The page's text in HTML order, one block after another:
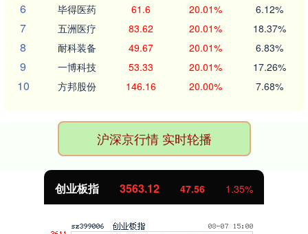
6 毕得医药 61.6 20.01% 6.12%
7 五洲医疗 83.62 20.01% 18.37%
8 耐科装备 49.67 20.01% 6.83%
9 一博科技 53.33 20.01% 17.26%
10 方邦股份 146.16 20.00% 7.68%
沪深京行情 实时轮播
创业板指 3563.12 47.56 1.35%